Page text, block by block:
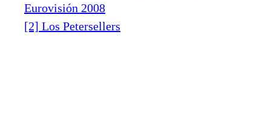
Eurovisión 2008
[2] Los Petersellers